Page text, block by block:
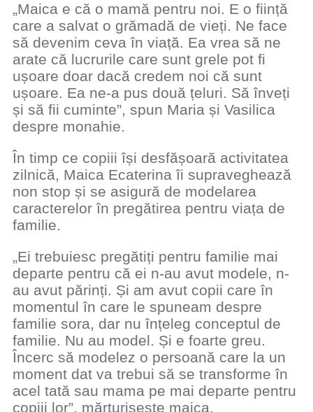
„Maica e că o mamă pentru noi. E o ființă
care a salvat o grămadă de vieți. Ne face
să devenim ceva în viață. Ea vrea să ne
arate că lucrurile care sunt grele pot fi
ușoare doar dacă credem noi că sunt
ușoare. Ea ne-a pus două țeluri. Să înveți
și să fii cuminte”, spun Maria și Vasilica
despre monahie.
În timp ce copiii își desfășoară activitatea
zilnică, Maica Ecaterina îi supraveghează
non stop și se asigură de modelarea
caracterelor în pregătirea pentru viața de
familie.
„Ei trebuiesc pregătiți pentru familie mai
departe pentru că ei n-au avut modele, n-
au avut părinți. Și am avut copii care în
momentul în care le spuneam despre
familie sora, dar nu înțeleg conceptul de
familie. Nu au model. Și e foarte greu.
Încerc să modelez o persoană care la un
moment dat va trebui să se transforme în
acel tată sau mama pe mai departe pentru
copiii lor”, mărturisește maica.